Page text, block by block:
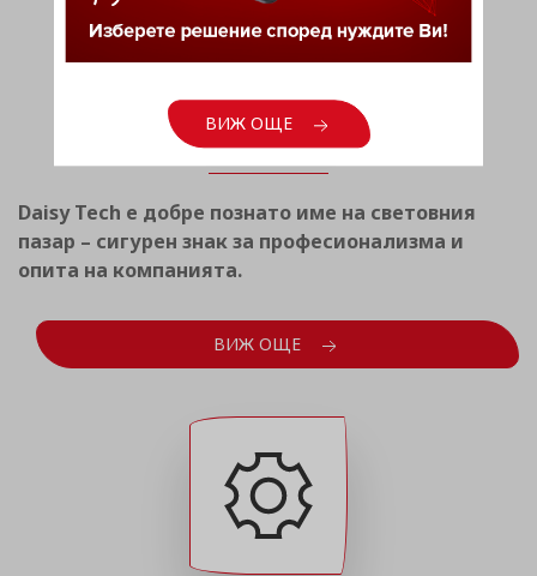
Световен опит
Daisy Tech е добре познато име на световния
пазар – сигурен знак за професионализма и
опита на компанията.
ВИЖ ОЩЕ
ВИЖ ОЩЕ